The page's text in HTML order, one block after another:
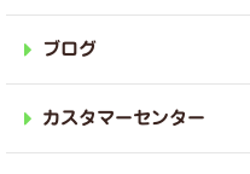
ブログ
カスタマーセンター